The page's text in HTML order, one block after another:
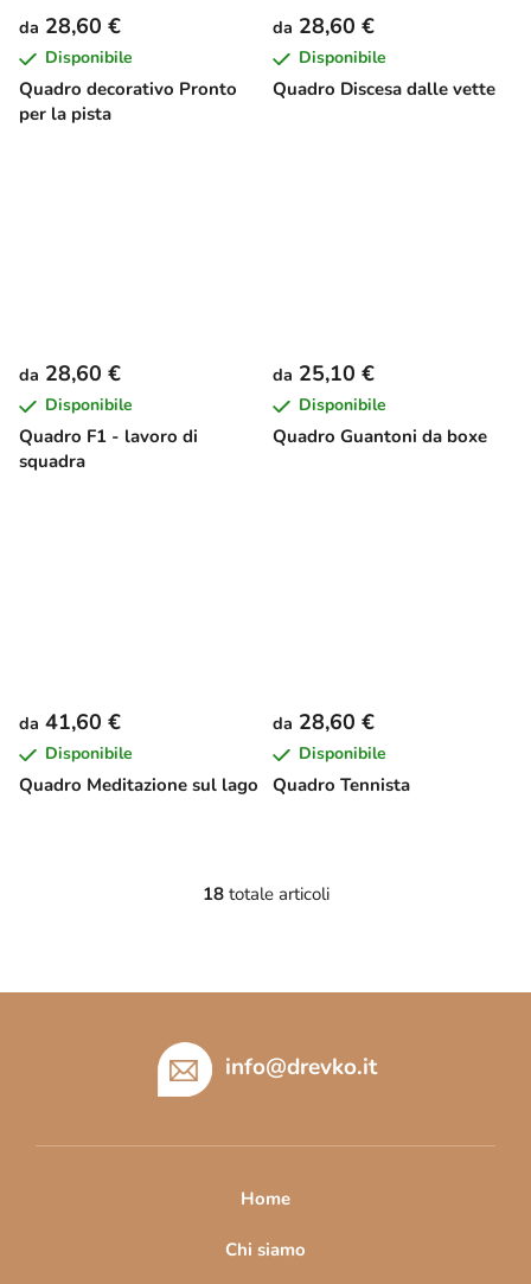
Quadro decorativo Pronto
per la pista
da 28,60 €
Disponibile
Quadro Discesa dalle vette
da 28,60 €
Disponibile
Quadro F1 - lavoro di
squadra
da 28,60 €
Disponibile
Quadro Guantoni da boxe
da 25,10 €
Disponibile
Quadro Meditazione sul lago
da 41,60 €
Disponibile
Quadro Tennista
da 28,60 €
Disponibile
C
l
l
d
l
'
18totale articoli
info@drevko.it
Home
Chi siamo